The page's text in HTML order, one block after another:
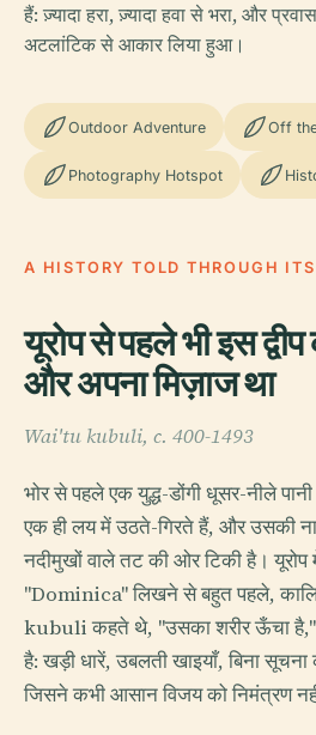
हैं: ज़्यादा हरा, ज़्यादा हवा से भरा, और
अटलांटिक से आकार लिया हुआ।
Outdoor Adventure Off
Photography Hotspot
A HISTORY TOLD THROUGH ITS
यूरोप से पहले भी इस
और अपना मिज़ाज था
Wai'tu kubuli, c. 400-1493
भोर से पहले एक युद्ध-डोंगी धूसर-नीले
एक ही लय में उठते-गिरते हैं, और उसकी
नदीमुखों वाले तट की ओर टिकी है।
"Dominica" लिखने से बहुत पहले,
kubuli कहते थे, "उसका शरीर ऊँचा है,"
है: खड़ी धारें, उबलती खाइयाँ, बिना सूचना
जिसने कभी आसान विजय को निमंत्रण